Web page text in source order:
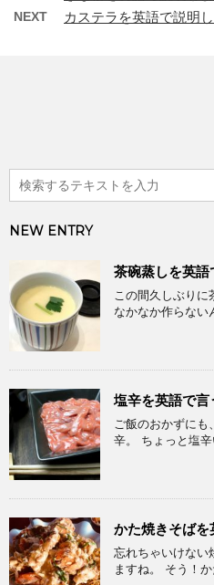
NEXT カステラを英語で説明し
NEW ENTRY
茶碗蒸しを英語
この間久しぶりに
なかなか作らない
塩辛を英語で言
ご飯のおかずにも
辛。 ちょっと塩
かた焼きそばを
忘れちゃいけない
ますね。 そう！